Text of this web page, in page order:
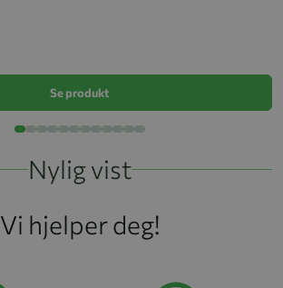
Se produkt
Nylig vist
Vi hjelper deg!